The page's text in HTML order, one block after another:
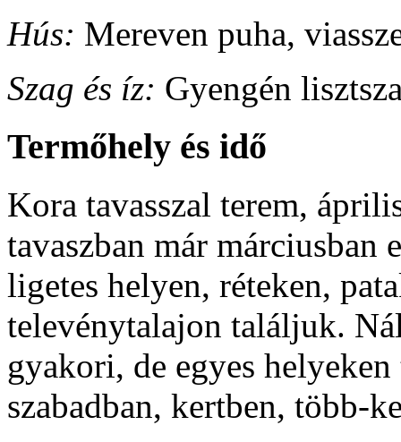
Hús: Mereven puha,
Szag és íz: Gyengén
Termőhely és idő
Kora tavasszal terem,
tavaszban már márciusban
ligetes helyen, réteken,
televénytalajon találjuk.
gyakori, de egyes
szabadban, kertben, több-